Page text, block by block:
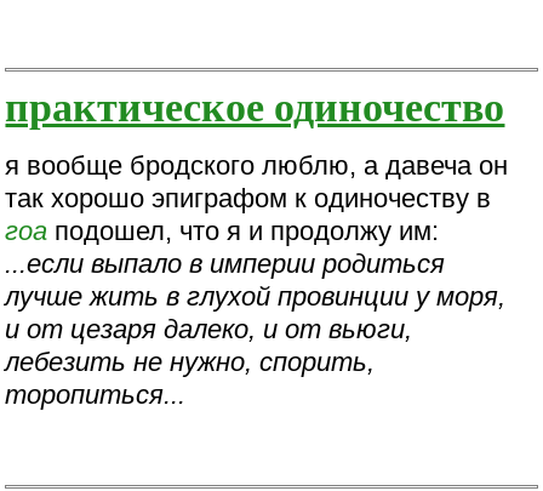
практическое одиночество
я вообще бродского люблю, а давеча он
так хорошо эпиграфом к одиночеству в
гоа подошел, что я и продолжу им:
...если выпало в империи родиться
лучше жить в глухой провинции у моря,
и от цезаря далеко, и от вьюги,
лебезить не нужно, спорить,
торопиться...